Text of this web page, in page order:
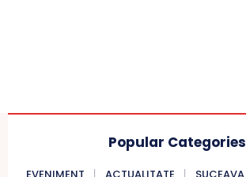
Popular Categories